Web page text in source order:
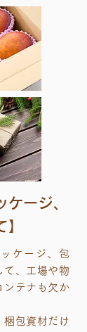
ケージ、
ケージ、包
て、工場や物
ンテナも欠か
梱包資材だけ